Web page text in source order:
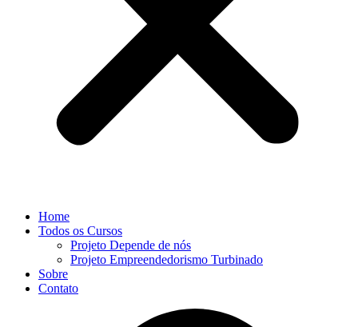
Home
Todos os Cursos
Projeto Depende de nós
Projeto Empreendedorismo Turbinado
Sobre
Contato